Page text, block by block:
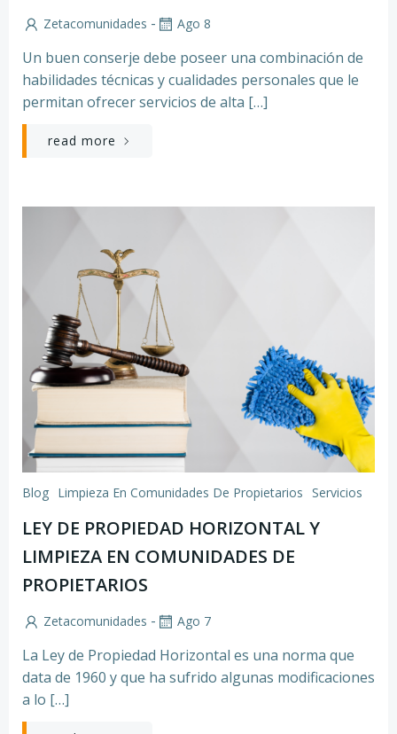
Zetacomunidades - Ago 8
Un buen conserje debe poseer una combinación de
habilidades técnicas y cualidades personales que le
permitan ofrecer servicios de alta […]
read more
Blog Limpieza En Comunidades De Propietarios Servicios
LEY DE PROPIEDAD HORIZONTAL Y
LIMPIEZA EN COMUNIDADES DE
PROPIETARIOS
Zetacomunidades - Ago 7
La Ley de Propiedad Horizontal es una norma que
data de 1960 y que ha sufrido algunas modificaciones
a lo […]